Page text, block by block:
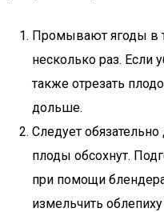
Промывают ягоды в
несколько раз. Если
также отрезать
дольше.
Следует
плоды обсохнут.
при помощи
измельчить